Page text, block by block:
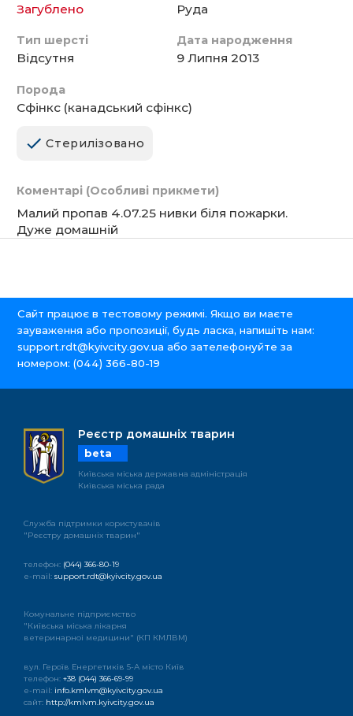
Загублено Руда
Тип шерсті
Відсутня
Дата народження
9 Липня 2013
Порода
Сфінкс (канадський сфінкс)
Стерилізовано
Коментарі (Особливі прикмети)
Малий пропав 4.07.25 нивки біля пожарки.
Дуже домашній
Сайт працює в тестовому режимі. Якщо ви маєте
зауваження або пропозиції, будь ласка, напишіть нам:
support.rdt@kyivcity.gov.ua або зателефонуйте за
номером: (044) 366-80-19
Реєстр домашніх тварин
beta
Київська міська державна адміністрація
Київська міська рада
Служба підтримки користувачів
"Реєстру домашніх тварин"
телефон: (044) 366-80-19
e-mail: support.rdt@kyivcity.gov.ua
Комунальне підприємство
"Київська міська лікарня
ветеринарноі медицини" (КП КМЛВМ)
вул. Героїв Енергетиків 5-А місто Київ
телефон: +38 (044) 366-69-99
e-mail: info.kmlvm@kyivcity.gov.ua
сайт: http://kmlvm.kyivcity.gov.ua